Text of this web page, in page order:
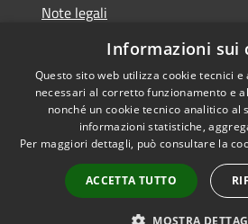
Note legali
Dichiarazione di accessibilità
Accessibilità
Informazioni sui
Questo sito web utilizza cookie tecnici
necessari al corretto funzionamento e
nonché un cookie tecnico analitico al
informazioni statistiche,
Per maggiori dettagli, può consultare la
ACCETTA TUTTO
MOSTRA